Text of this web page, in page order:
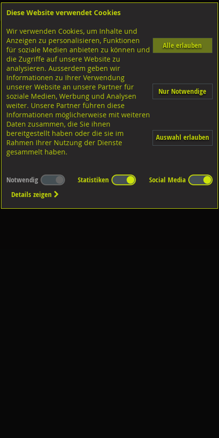
Shop Geländerzubehör
Standkonsolen
CNS 1.4301
mit Auflage
ohne Auflage
Diese Website verwendet Cookies
Wir verwenden Cookies, um Inhalte und
Anzeigen zu personalisieren, Funktionen
für soziale Medien anbieten zu können und
die Zugriffe auf unsere Website zu
analysieren. Ausserdem geben wir
Informationen zu Ihrer Verwendung
unserer Website an unsere Partner für
soziale Medien, Werbung und Analysen
weiter. Unsere Partner führen diese
Informationen möglicherweise mit weiteren
Daten zusammen, die Sie ihnen
bereitgestellt haben oder die sie im
Rahmen Ihrer Nutzung der Dienste
gesammelt haben.
Alle erlauben
Nur Notwendige
Auswahl erlauben
Notwendig Statistiken
Social Media
Details zeigen